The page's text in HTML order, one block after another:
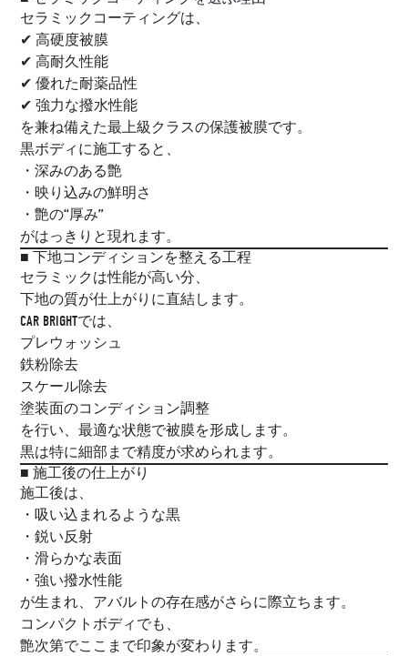
セラミックコーティングは、
✔ 高硬度被膜
✔ 高耐久性能
✔ 優れた耐薬品性
✔ 強力な撥水性能
を兼ね備えた最上級クラスの保護被膜です。
黒ボディに施工すると、
・深みのある艶
・映り込みの鮮明さ
・艶の“厚み”
がはっきりと現れます。
■ 下地コンディションを整える工程
セラミックは性能が高い分、
下地の質が仕上がりに直結します。
CAR BRIGHTでは、
プレウォッシュ
鉄粉除去
スケール除去
塗装面のコンディション調整
を行い、最適な状態で被膜を形成します。
黒は特に細部まで精度が求められます。
■ 施工後の仕上がり
施工後は、
・吸い込まれるような黒
・鋭い反射
・滑らかな表面
・強い撥水性能
が生まれ、アバルトの存在感がさらに際立ちます。
コンパクトボディでも、
艶次第でここまで印象が変わります。